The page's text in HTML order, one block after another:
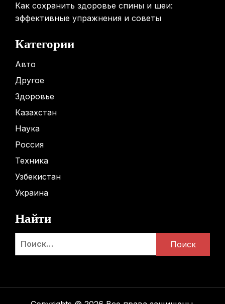
Как сохранить здоровье спины и шеи:
эффективные упражнения и советы
Категории
Авто
Другое
Здоровье
Казахстан
Наука
Россия
Техника
Узбекистан
Украина
Найти
Найти: